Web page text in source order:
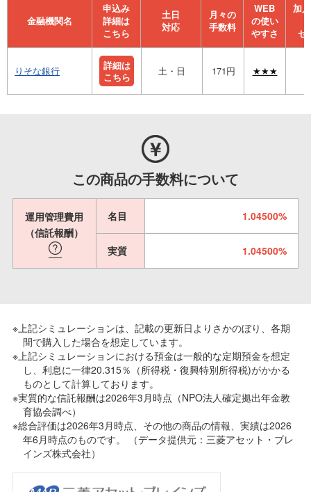
金融機関名
申込み
詳細は
こちら
⼟⽇
対応
月々の
手数料
WEB
の使い
やすさ
加
セ
りそな銀行
詳細は
こちら
土・日 171円 ★★★
この商品の手数料について
運用管理費用
（信託報酬）
名目 1.04500%
実質 1.04500%
※上記シミュレーションは、記載の更新日よりさかのぼり、各期
間で購入した場合を想定しています。
※上記シミュレーションにおける預金は一般的な定期預金を想定
し、利息に一律20.315％（所得税・復興特別所得税)がかかる
ものとして計算しております。
※実質的な信託報酬は2026年3月時点（NPO法人確定拠出年金教
育協会調べ）
※総合評価は2026年3月時点、その他の商品の情報、実績は2026
年6月時点のものです。 （データ提供元：三菱アセット・ブレ
インズ株式会社）